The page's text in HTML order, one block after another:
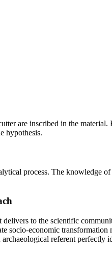
are inscribed in the
hypothesis.
process. The
to the scientific
socio-economic
referent perfectly